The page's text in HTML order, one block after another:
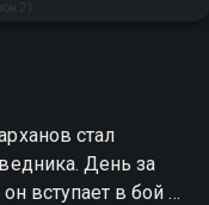
2)
стал
День за
вступает в бой с